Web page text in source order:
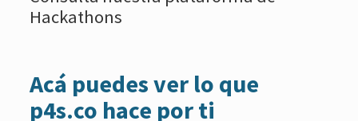
Hackathons
Acá puedes ver lo que
p4s.co hace por ti